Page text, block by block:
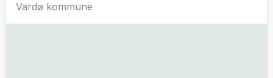
Vardø kommune